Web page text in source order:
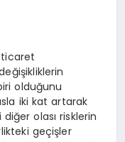
ticaret
olduğunu
iki kat artarak
diğer olası risklerin
geçişler